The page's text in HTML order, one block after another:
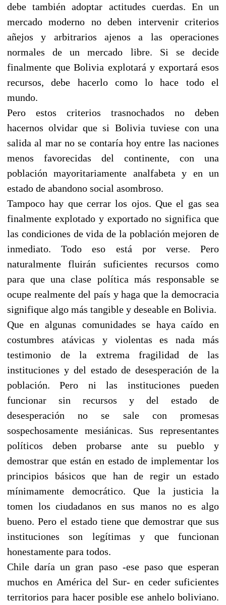
debe también adoptar actitudes cuerdas. En un
mercado moderno no deben intervenir criterios
añejos y arbitrarios ajenos a las operaciones
normales de un mercado libre. Si se decide
finalmente que Bolivia explotará y exportará esos
recursos, debe hacerlo como lo hace todo el
mundo.
Pero estos criterios trasnochados no deben
hacernos olvidar que si Bolivia tuviese con una
salida al mar no se contaría hoy entre las naciones
menos favorecidas del continente, con una
población mayoritariamente analfabeta y en un
estado de abandono social asombroso.
Tampoco hay que cerrar los ojos. Que el gas sea
finalmente explotado y exportado no significa que
las condiciones de vida de la población mejoren de
inmediato. Todo eso está por verse. Pero
naturalmente fluirán suficientes recursos como
para que una clase política más responsable se
ocupe realmente del país y haga que la democracia
signifique algo más tangible y deseable en Bolivia.
Que en algunas comunidades se haya caído en
costumbres atávicas y violentas es nada más
testimonio de la extrema fragilidad de las
instituciones y del estado de desesperación de la
población. Pero ni las instituciones pueden
funcionar sin recursos y del estado de
desesperación no se sale con promesas
sospechosamente mesiánicas. Sus representantes
políticos deben probarse ante su pueblo y
demostrar que están en estado de implementar los
principios básicos que han de regir un estado
mínimamente democrático. Que la justicia la
tomen los ciudadanos en sus manos no es algo
bueno. Pero el estado tiene que demostrar que sus
instituciones son legítimas y que funcionan
honestamente para todos.
Chile daría un gran paso -ese paso que esperan
muchos en América del Sur- en ceder suficientes
territorios para hacer posible ese anhelo boliviano.